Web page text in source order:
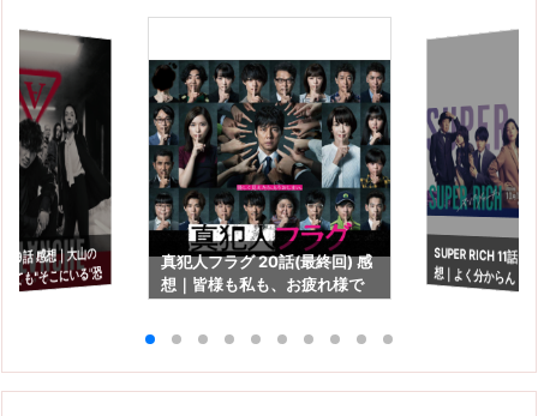
9話 感想｜大山の
ても"そこにいる"恐
真犯人フラグ 20話(最終回) 感
想｜皆様も私も、お疲れ様で
SUPER RICH 11話(
想｜よく分からんド
た…で終わる残念感